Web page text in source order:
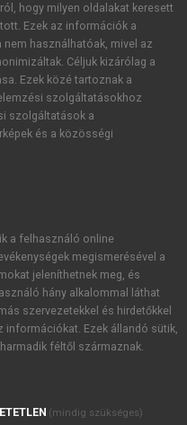
akcióiról.
Zrt. újdonságairól,
foglaltakat tudomásul
hogy milyen oldalakat keresett
Ezek az információk a
használhatóak, mivel az
Céljuk kizárólag a
Ezek közé tartoznak a
szolgáltatásokhoz
szolgáltatások a
és a közösségi
a felhasználó online
megismerésével a
jeleníthetnek meg, és
hány alkalommal láthat
szervezetekkel és hirdetőkkel
információkat. Ezek állandó sütik,
féltől származnak.
(mindig szükséges)